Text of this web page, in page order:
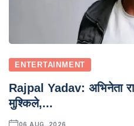
ENTERTAINMENT
Rajpal Yadav: अभिनेता
मुश्किले,...
06 AUG, 2026